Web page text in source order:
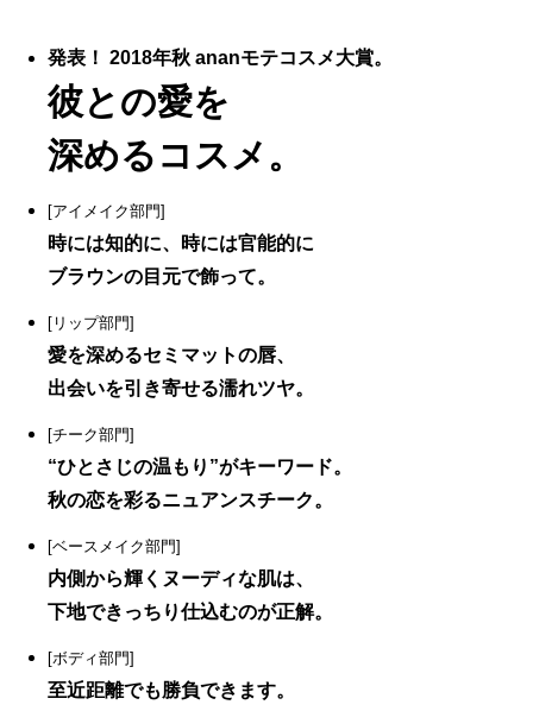
発表！ 2018年秋 ananモテコスメ大賞。
彼との愛を
深めるコスメ。
[アイメイク部門]
時には知的に、時には官能的に
ブラウンの目元で飾って。
[リップ部門]
愛を深めるセミマットの唇、
出会いを引き寄せる濡れツヤ。
[チーク部門]
“ひとさじの温もり”がキーワード。
秋の恋を彩るニュアンスチーク。
[ベースメイク部門]
内側から輝くヌーディな肌は、
下地できっちり仕込むのが正解。
[ボディ部門]
至近距離でも勝負できます。